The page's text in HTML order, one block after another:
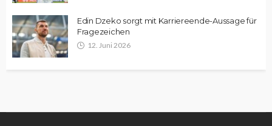
Edin Dzeko sorgt mit Karriereende-Aussage für
Fragezeichen
12. Juni 2026